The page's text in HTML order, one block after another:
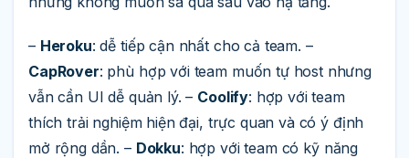
– Heroku: dễ tiếp cận nhất cho cả team. –
CapRover: phù hợp với team muốn tự host nhưng
vẫn cần UI dễ quản lý. – Coolify: hợp với team
thích trải nghiệm hiện đại, trực quan và có ý định
mở rộng dần. – Dokku: hợp với team có kỹ năng